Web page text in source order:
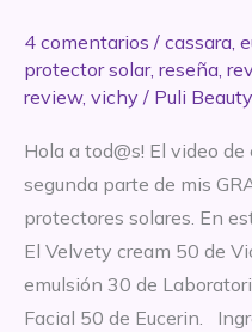
4 comentarios / cassara,
protector solar, reseña,
review, vichy / Puli
Hola a tod@s! El video
segunda parte de mis
protectores solares. En
El Velvety cream 50 de
emulsión 30 de
Facial 50 de Eucerin.